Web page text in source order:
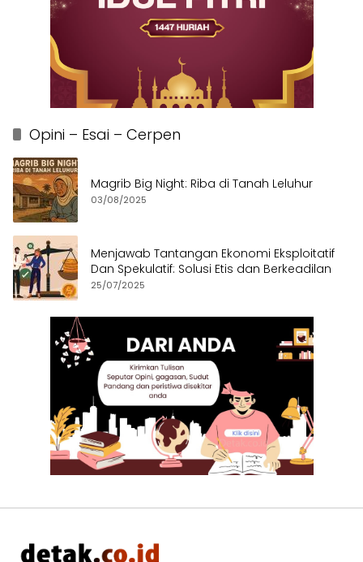
Opini – Esai – Cerpen
Magrib Big Night: Riba di Tanah Leluhur
03/08/2025
Menjawab Tantangan Ekonomi Eksploitatif
Dan Spekulatif: Solusi Etis dan Berkeadilan
25/07/2025